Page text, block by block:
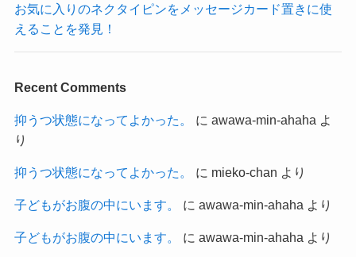
お気に入りのネクタイピンをメッセージカード置きに使
えることを発見！
Recent Comments
抑うつ状態になってよかった。 に awawa-min-ahaha よ
り
抑うつ状態になってよかった。 に mieko-chan より
子どもがお腹の中にいます。 に awawa-min-ahaha より
子どもがお腹の中にいます。 に awawa-min-ahaha より